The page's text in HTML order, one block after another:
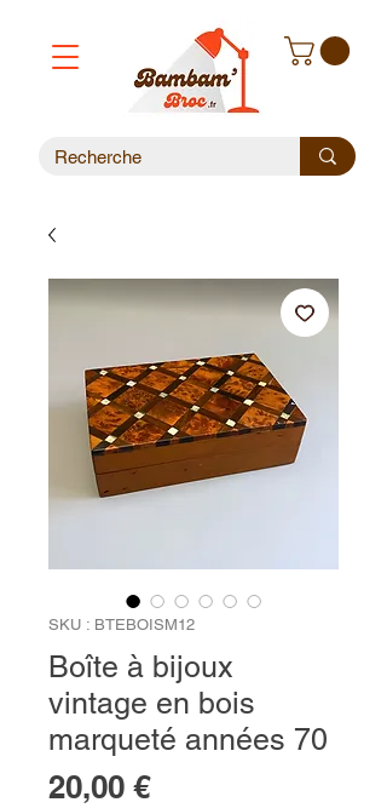
SKU : BTEBOISM12
Boîte à bijoux
vintage en bois
marqueté années 70
20,00 €Prix